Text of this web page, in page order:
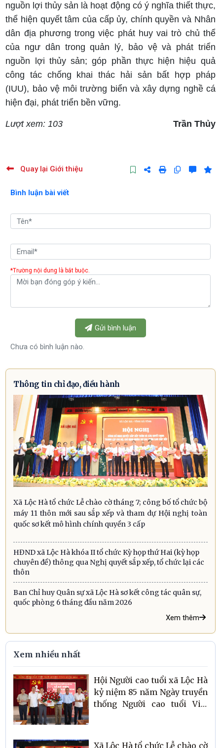
nguồn lợi thủy sản là hoạt động có ý nghĩa thiết thực,
thể hiện quyết tâm của cấp ủy, chính quyền và Nhân
dân địa phương trong việc phát huy vai trò chủ thể
của ngư dân trong quản lý, bảo vệ và phát triển
nguồn lợi thủy sản; góp phần thực hiện hiệu quả
công tác chống khai thác hải sản bất hợp pháp
(IUU), bảo vệ môi trường biển và xây dựng nghề cá
hiện đại, phát triển bền vững.
Lượt xem: 103 Trần Thủy
Quay lại Giới thiệu
Bình luận bài viết
*Trường nội dung là bắt buộc.
Gửi bình luận
Chưa có bình luận nào.
Thông tin chỉ đạo, điều hành
Xã Lộc Hà tổ chức Lễ chào cờ tháng 7; công bố tổ chức bộ
máy 11 thôn mới sau sắp xếp và tham dự Hội nghị toàn
quốc sơ kết mô hình chính quyền 3 cấp
HĐND xã Lộc Hà khóa II tổ chức Kỳ họp thứ Hai (kỳ họp
chuyên đề) thông qua Nghị quyết sắp xếp, tổ chức lại các
thôn
Ban Chỉ huy Quân sự xã Lộc Hà sơ kết công tác quân sự,
quốc phòng 6 tháng đầu năm 2026
Xem thêm
Xem nhiều nhất
Hội Người cao tuổi xã Lộc Hà
kỷ niệm 85 năm Ngày truyền
thống Người cao tuổi Việt
Xã Lộc Hà tổ chức Lễ chào cờ